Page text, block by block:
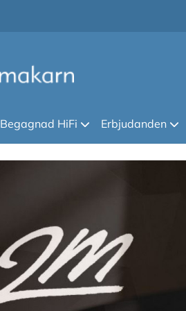
Begagnad HiFi Erbjudanden